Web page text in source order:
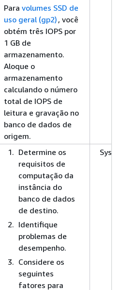
Para volumes SSD de
uso geral (gp2) , você
obtém três IOPS por
1 GB de
armazenamento.
Aloque o
armazenamento
calculando o número
total de IOPS de
leitura e gravação no
banco de dados de
origem.
Determine os
requisitos de
computação da
instância do
banco de dados
de destino.
Identifique
problemas de
desempenho.
Considere os
seguintes
fatores para